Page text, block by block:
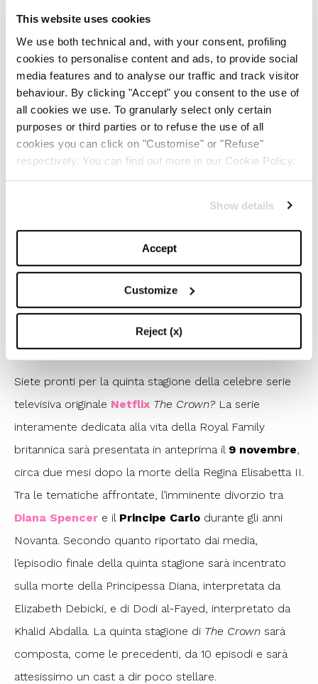
This website uses cookies
We use both technical and, with your consent, profiling
cookies to personalise content and ads, to provide social
media features and to analyse our traffic and track visitor
behaviour. By clicking "Accept" you consent to the use of
all cookies we use. To granularly select only certain
purposes or third parties or to refuse the use of all
cookies you can click on "Customise" or "Refuse"
respectively. You can find out more in our Cookie Policy.
Show details
Accept
Customize
Reject (x)
stagione di una tra le serie televisive più amate del
momento.
3. LA QUINTA STAGIONE DI THE CROWN
THE CROWN 5
1/2
Siete pronti per la quinta stagione della celebre serie
televisiva originale Netflix The Crown? La serie
interamente dedicata alla vita della Royal Family
britannica sarà presentata in anteprima il 9 novembre,
circa due mesi dopo la morte della Regina Elisabetta II.
Tra le tematiche affrontate, l’imminente divorzio tra
Diana Spencer e il Principe Carlo durante gli anni
Novanta. Secondo quanto riportato dai media,
l’episodio finale della quinta stagione sarà incentrato
sulla morte della Principessa Diana, interpretata da
Elizabeth Debicki, e di Dodi al-Fayed, interpretato da
Khalid Abdalla. La quinta stagione di The Crown sarà
composta, come le precedenti, da 10 episodi e sarà
attesissimo un cast a dir poco stellare.